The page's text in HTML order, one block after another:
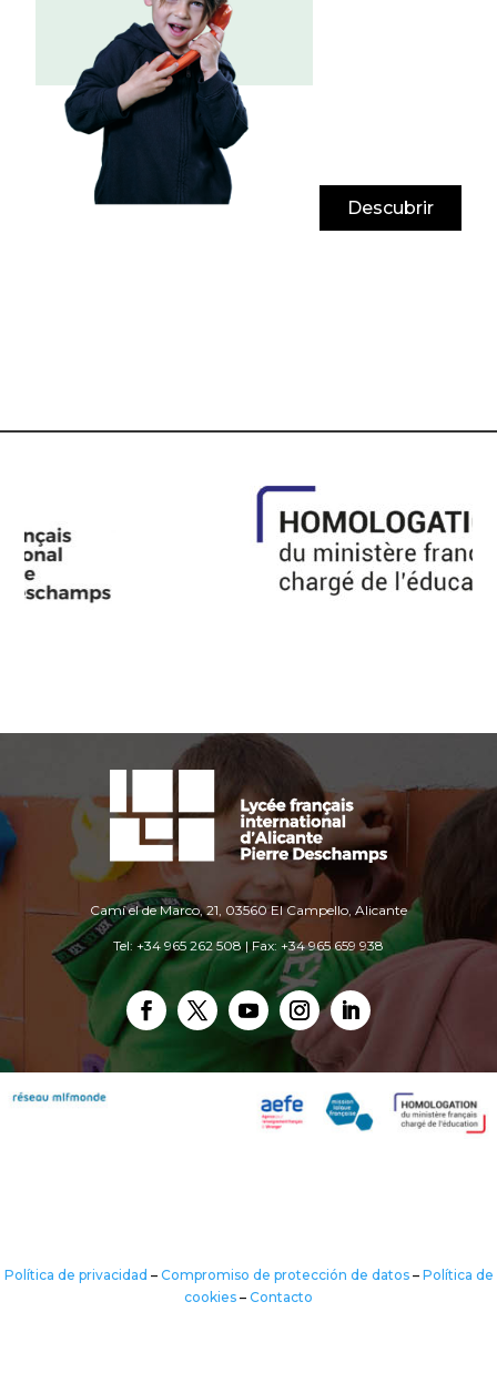
Descubrir
Camí el de Marco, 21, 03560 El Campello, Alicante
Tel: +34 965 262 508 | Fax: +34 965 659 938
Política de privacidad – Compromiso de protección de datos– Política de
cookies – Contacto